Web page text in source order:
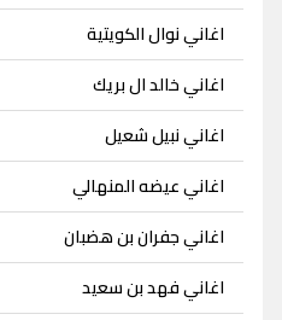
اغاني نوال الكويتية
اغاني خالد ال بريك
اغاني نبيل شعيل
اغاني عيضه المنهالي
اغاني جفران بن هضبان
اغاني فهد بن سعيد